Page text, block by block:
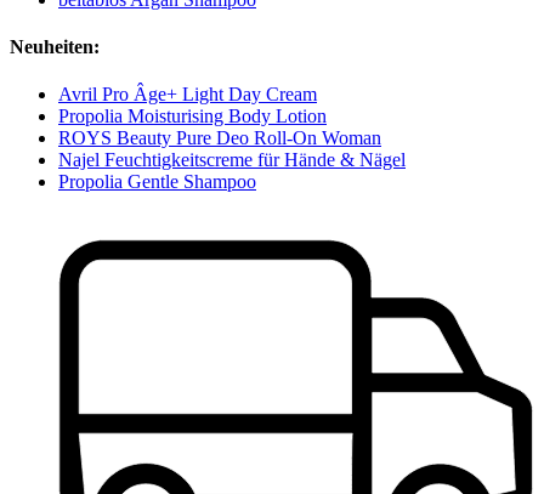
Neuheiten:
Avril Pro Âge+ Light Day Cream
Propolia Moisturising Body Lotion
ROYS Beauty Pure Deo Roll-On Woman
Najel Feuchtigkeitscreme für Hände & Nägel
Propolia Gentle Shampoo